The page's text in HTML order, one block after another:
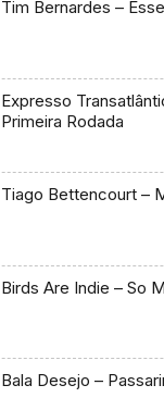
Tim Bernardes –
Expresso
Primeira Rodada
Tiago Bettencourt –
Birds Are Indie – So
Bala Desejo –